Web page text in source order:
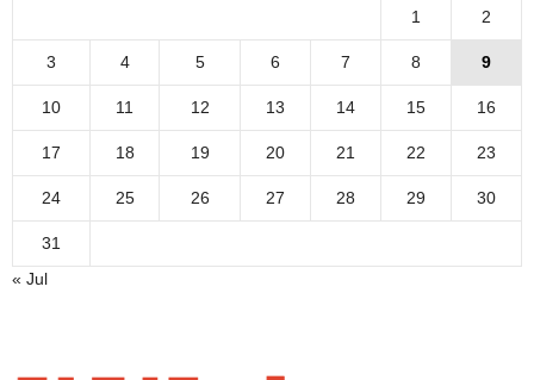
1 2
3 4 5 6 7 8 9
10 11 12 13 14 15 16
17 18 19 20 21 22 23
24 25 26 27 28 29 30
31
« Jul